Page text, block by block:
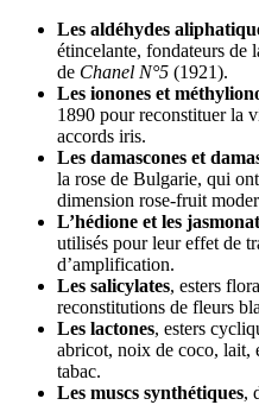
Les aldéhydes
étincelante, fondateurs de
de Chanel N°5 (1921).
Les ionones et
1890 pour reconstituer la
accords iris.
Les damascones et
la rose de Bulgarie, qui
dimension rose-fruit
L’hédione et les
utilisés pour leur effet de
d’amplification.
Les salicylates, esters
reconstitutions de fleurs
Les lactones, esters
abricot, noix de coco, lait,
tabac.
Les muscs synthétiques,